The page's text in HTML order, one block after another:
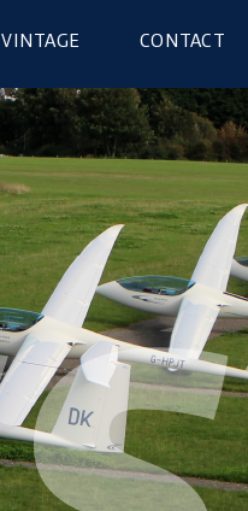
VINTAGE CONTACT